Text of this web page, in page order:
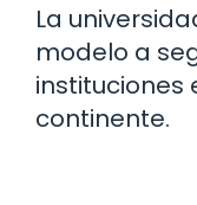
La
modelo a
instituciones
continente.